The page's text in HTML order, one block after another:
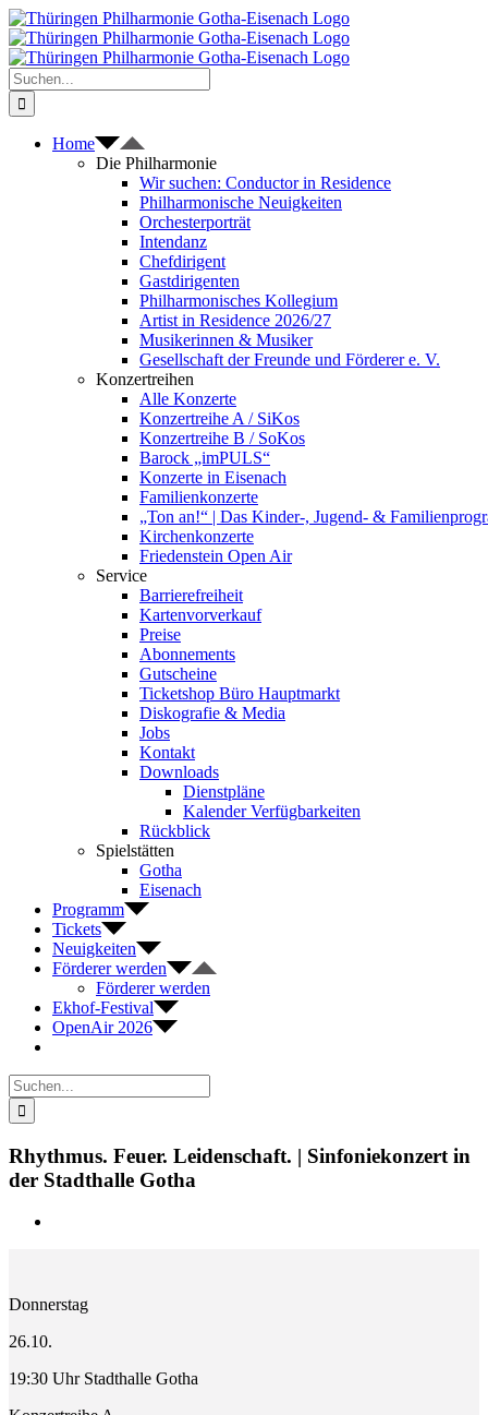
Zum
Inhalt
springen
Suche
nach:
Home
Die Philharmonie
Wir suchen: Conductor in Residence
Philharmonische Neuigkeiten
Orchesterporträt
Intendanz
Chefdirigent
Gastdirigenten
Philharmonisches Kollegium
Artist in Residence 2026/27
Musikerinnen & Musiker
Gesellschaft der Freunde und Förderer e. V.
Konzertreihen
Alle Konzerte
Konzertreihe A / SiKos
Konzertreihe B / SoKos
Barock „imPULS“
Konzerte in Eisenach
Familienkonzerte
„Ton an!“ | Das Kinder-, Jugend- &
Kirchenkonzerte
Friedenstein Open Air
Service
Barrierefreiheit
Kartenvorverkauf
Preise
Abonnements
Gutscheine
Ticketshop Büro Hauptmarkt
Diskografie & Media
Jobs
Kontakt
Downloads
Dienstpläne
Kalender Verfügbarkeiten
Rückblick
Spielstätten
Gotha
Eisenach
Programm
Tickets
Neuigkeiten
Förderer werden
Förderer werden
Ekhof-Festival
OpenAir 2026
Suche
nach:
Rhythmus. Feuer. Leidenschaft. | Sinfoniekonzert in
der Stadthalle Gotha
Donnerstag
26.10.
19:30 Uhr Stadthalle Gotha